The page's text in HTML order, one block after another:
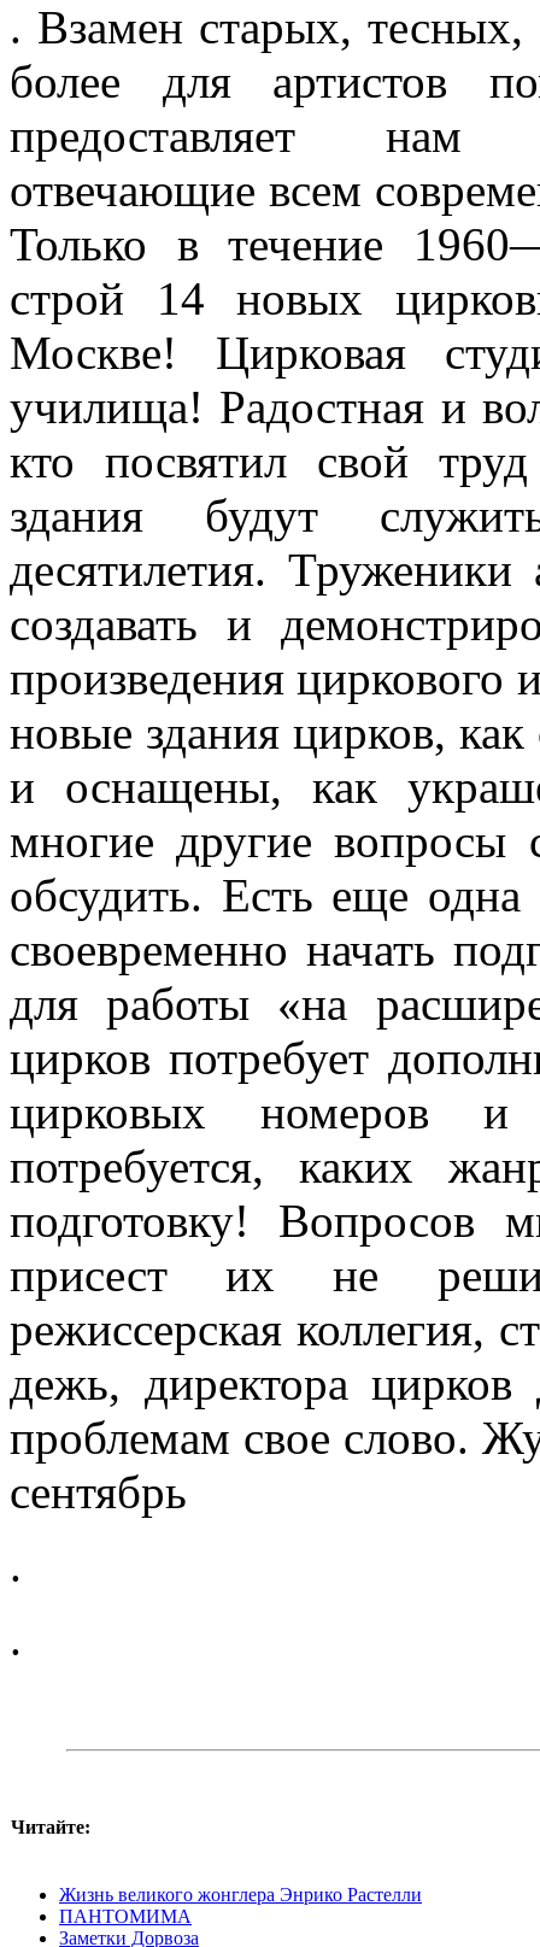
. Взамен старых,
более для артистов
предоставляет нам
отвечающие всем
Только в течение
строй 14 новых
Москве! Цирковая
училища! Ра­достная и
кто посвятил свой
здания будут
десятилетия.
создавать и
произведения
новые здания цирков,
и оснащены, как
многие другие вопросы
обсудить. Есть еще
своевременно начать
для работы «на
цирков потребует
цирковых номеров и
потребуется, каких
подготовку!
присест их не
режиссерская коллегия,
дежь, директора
проблемам свое слово.
сентябрь
.
.
Читайте:
Жизнь великого жонглера Энрико Растелли
ПАНТОМИМА
Заметки Дорвоза